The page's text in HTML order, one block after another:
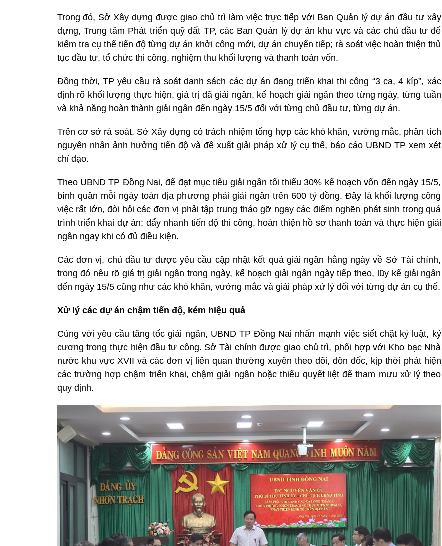
Trong đó, Sở Xây dựng được giao chủ trì làm việc trực tiếp với Ban Quản lý dự án đầu tư xây
dựng, Trung tâm Phát triển quỹ đất TP, các Ban Quản lý dự án khu vực và các chủ đầu tư để
kiểm tra cụ thể tiến độ từng dự án khởi công mới, dự án chuyển tiếp; rà soát việc hoàn thiện thủ
tục đầu tư, tổ chức thi công, nghiệm thu khối lượng và thanh toán vốn.
Đồng thời, TP yêu cầu rà soát danh sách các dự án đang triển khai thi công “3 ca, 4 kíp”, xác
định rõ khối lượng thực hiện, giá trị đã giải ngân, kế hoạch giải ngân theo từng ngày, từng tuần
và khả năng hoàn thành giải ngân đến ngày 15/5 đối với từng chủ đầu tư, từng dự án.
Trên cơ sở rà soát, Sở Xây dựng có trách nhiệm tổng hợp các khó khăn, vướng mắc, phân tích
nguyên nhân ảnh hưởng tiến độ và đề xuất giải pháp xử lý cụ thể, báo cáo UBND TP xem xét
chỉ đạo.
Theo UBND TP Đồng Nai, để đạt mục tiêu giải ngân tối thiểu 30% kế hoạch vốn đến ngày 15/5,
bình quân mỗi ngày toàn địa phương phải giải ngân trên 600 tỷ đồng. Đây là khối lượng công
việc rất lớn, đòi hỏi các đơn vị phải tập trung tháo gỡ ngay các điểm nghẽn phát sinh trong quá
trình triển khai dự án; đẩy nhanh tiến độ thi công, hoàn thiện hồ sơ thanh toán và thực hiện giải
ngân ngay khi có đủ điều kiện.
Các đơn vị, chủ đầu tư được yêu cầu cập nhật kết quả giải ngân hằng ngày về Sở Tài chính,
trong đó nêu rõ giá trị giải ngân trong ngày, kế hoạch giải ngân ngày tiếp theo, lũy kế giải ngân
đến ngày 15/5 cũng như các khó khăn, vướng mắc và giải pháp xử lý đối với từng dự án cụ thể.
Xử lý các dự án chậm tiến độ, kém hiệu quả
Cùng với yêu cầu tăng tốc giải ngân, UBND TP Đồng Nai nhấn mạnh việc siết chặt kỷ luật, kỷ
cương trong thực hiện đầu tư công. Sở Tài chính được giao chủ trì, phối hợp với Kho bạc Nhà
nước khu vực XVII và các đơn vị liên quan thường xuyên theo dõi, đôn đốc, kịp thời phát hiện
các trường hợp chậm triển khai, chậm giải ngân hoặc thiếu quyết liệt để tham mưu xử lý theo
quy định.